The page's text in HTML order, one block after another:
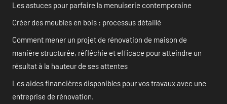
Les astuces pour parfaire la menuiserie contemporaine
Créer des meubles en bois : processus détaillé
Comment mener un projet de rénovation de maison de
manière structurée, réfléchie et efficace pour atteindre un
résultat à la hauteur de ses attentes
Les aides financières disponibles pour vos travaux avec une
entreprise de rénovation.